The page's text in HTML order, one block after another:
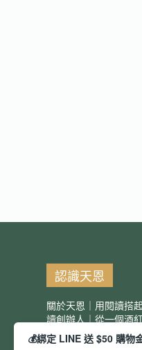
認識天恩
關於天恩｜用閱讀搭
讀創辦人｜從一個酒
服務項目｜團購優惠
💰綁定 LINE 送 $50 購物